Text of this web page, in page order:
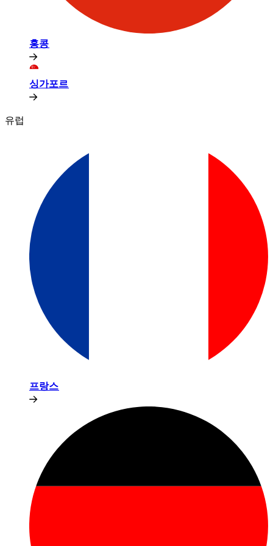
홍콩​​
싱가포르​​
유럽​​
프랑스​​